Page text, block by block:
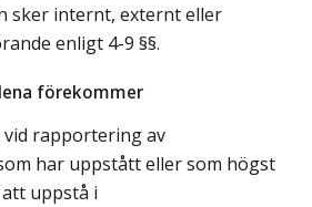
sker internt, externt eller
enligt 4-9 §§.
förekommer
vid rapportering av
har uppstått eller som högst
uppstå i